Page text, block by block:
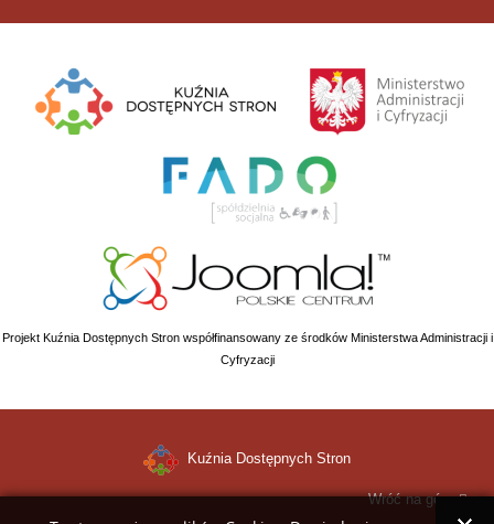
Projekt Kuźnia Dostępnych Stron współfinansowany ze środków Ministerstwa Administracji i
Cyfryzacji
Kuźnia Dostępnych Stron
Wróć na górę